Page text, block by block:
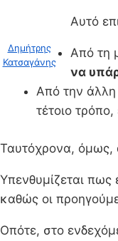
Δημήτρης
Κατσαγάνης
Αυτό
Από τη
να
Από την άλλη
τέτοιο
Ταυτόχρονα, όμως,
Υπενθυμίζεται πως
καθώς οι
Οπότε, στο